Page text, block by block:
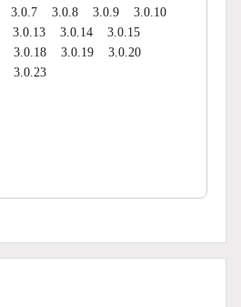
3.0.7 3.0.8 3.0.9
3.0.10
3.0.13 3.0.14
3.0.15
3.0.18 3.0.19
3.0.20
3.0.23